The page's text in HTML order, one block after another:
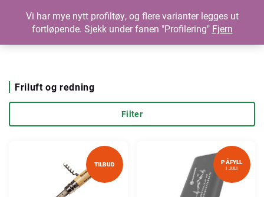
Friluft og redning
Filter
TILBUD PÅFYLL
I JULI
Vi har mye nytt profiltøy, og flere varianter legges ut
fortløpende. Sjekk under fanen "Profilering" Fjern